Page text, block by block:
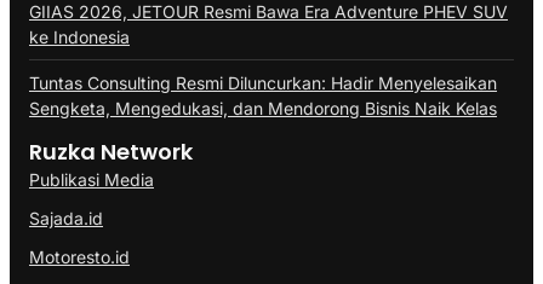
GIIAS 2026, JETOUR Resmi Bawa Era Adventure PHEV SUV
ke Indonesia
Tuntas Consulting Resmi Diluncurkan: Hadir Menyelesaikan
Sengketa, Mengedukasi, dan Mendorong Bisnis Naik Kelas
Ruzka Network
Publikasi Media
Sajada.id
Motoresto.id